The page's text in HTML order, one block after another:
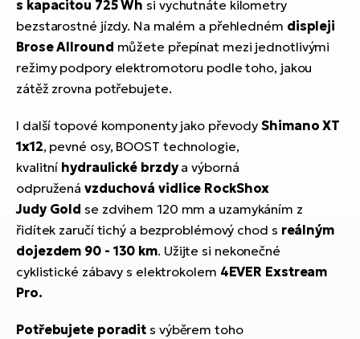
s kapacitou 725 Wh si vychutnáte kilometry
bezstarostné jízdy. Na malém a přehledném displeji
Brose Allround můžete přepínat mezi jednotlivými
režimy podpory elektromotoru podle toho, jakou
zátěž zrovna potřebujete.
I další topové komponenty jako převodyShimano XT
1x12, pevné osy, BOOST technologie,
kvalitní hydraulické brzdya výborná
odpružená vzduchová vidlice RockShox
Judy Gold se zdvihem 120 mm a uzamykáním z
řidítek zaručí tichý a bezproblémový chod s reálným
dojezdem 90 - 130 km. Užijte si nekonečné
cyklistické zábavy s elektrokolem 4EVER Exstream
Pro.
Potřebujete poradit s výběrem toho